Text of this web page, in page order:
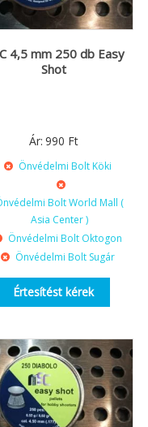
4,5 mm 250 db Easy
Shot
Ár: 990 Ft
Önvédelmi Bolt Köki
Bolt World Mall (
Asia Center )
Önvédelmi Bolt Oktogon
Önvédelmi Bolt Sugár
Értesítést kérek